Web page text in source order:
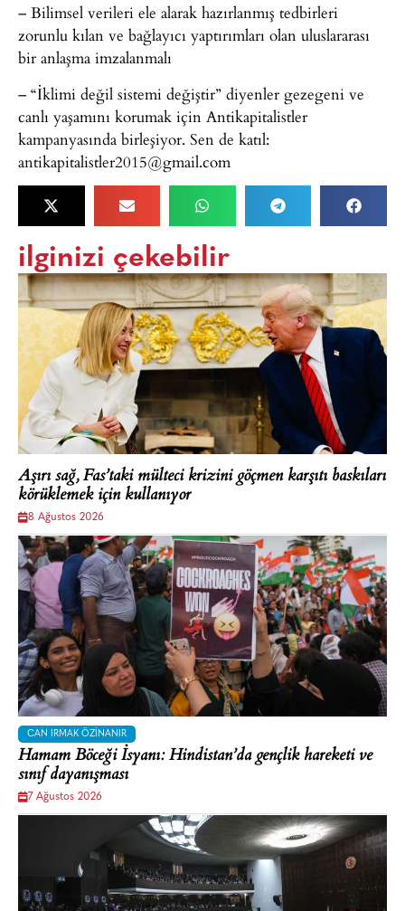
– Bilimsel verileri ele alarak hazırlanmış tedbirleri
zorunlu kılan ve bağlayıcı yaptırımları olan uluslararası
bir anlaşma imzalanmalı
– “İklimi değil sistemi değiştir” diyenler gezegeni ve
canlı yaşamını korumak için Antikapitalistler
kampanyasında birleşiyor. Sen de katıl:
antikapitalistler2015@gmail.com
ilginizi çekebilir
Aşırı sağ, Fas’taki mülteci krizini göçmen karşıtı baskıları
körüklemek için kullanıyor
8 Ağustos 2026
CAN IRMAK ÖZINANIR
Hamam Böceği İsyanı: Hindistan’da gençlik hareketi ve
sınıf dayanışması
7 Ağustos 2026